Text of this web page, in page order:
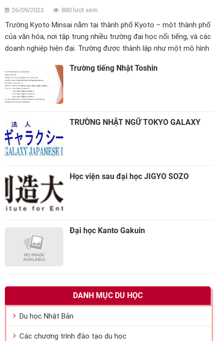
26/09/2023 880 lượt xem
Trường Kyoto Minsai nằm tại thành phố Kyoto – một thành phố
của văn hóa, nơi tập trung nhiều trường đại học nổi tiếng, và các
doanh nghiệp hiện đại. Trường được thành lập như một mô hình
Trường tiếng Nhật Toshin
TRƯỜNG NHẬT NGỮ TOKYO GALAXY
Học viện sau đại học JIGYO SOZO
Đại học Kanto Gakuin
DANH MỤC DU HỌC
Du học Nhật Bản
Các chương trình đào tạo du học